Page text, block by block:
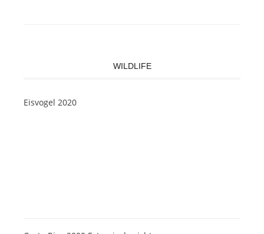
WILDLIFE
Eisvogel 2020